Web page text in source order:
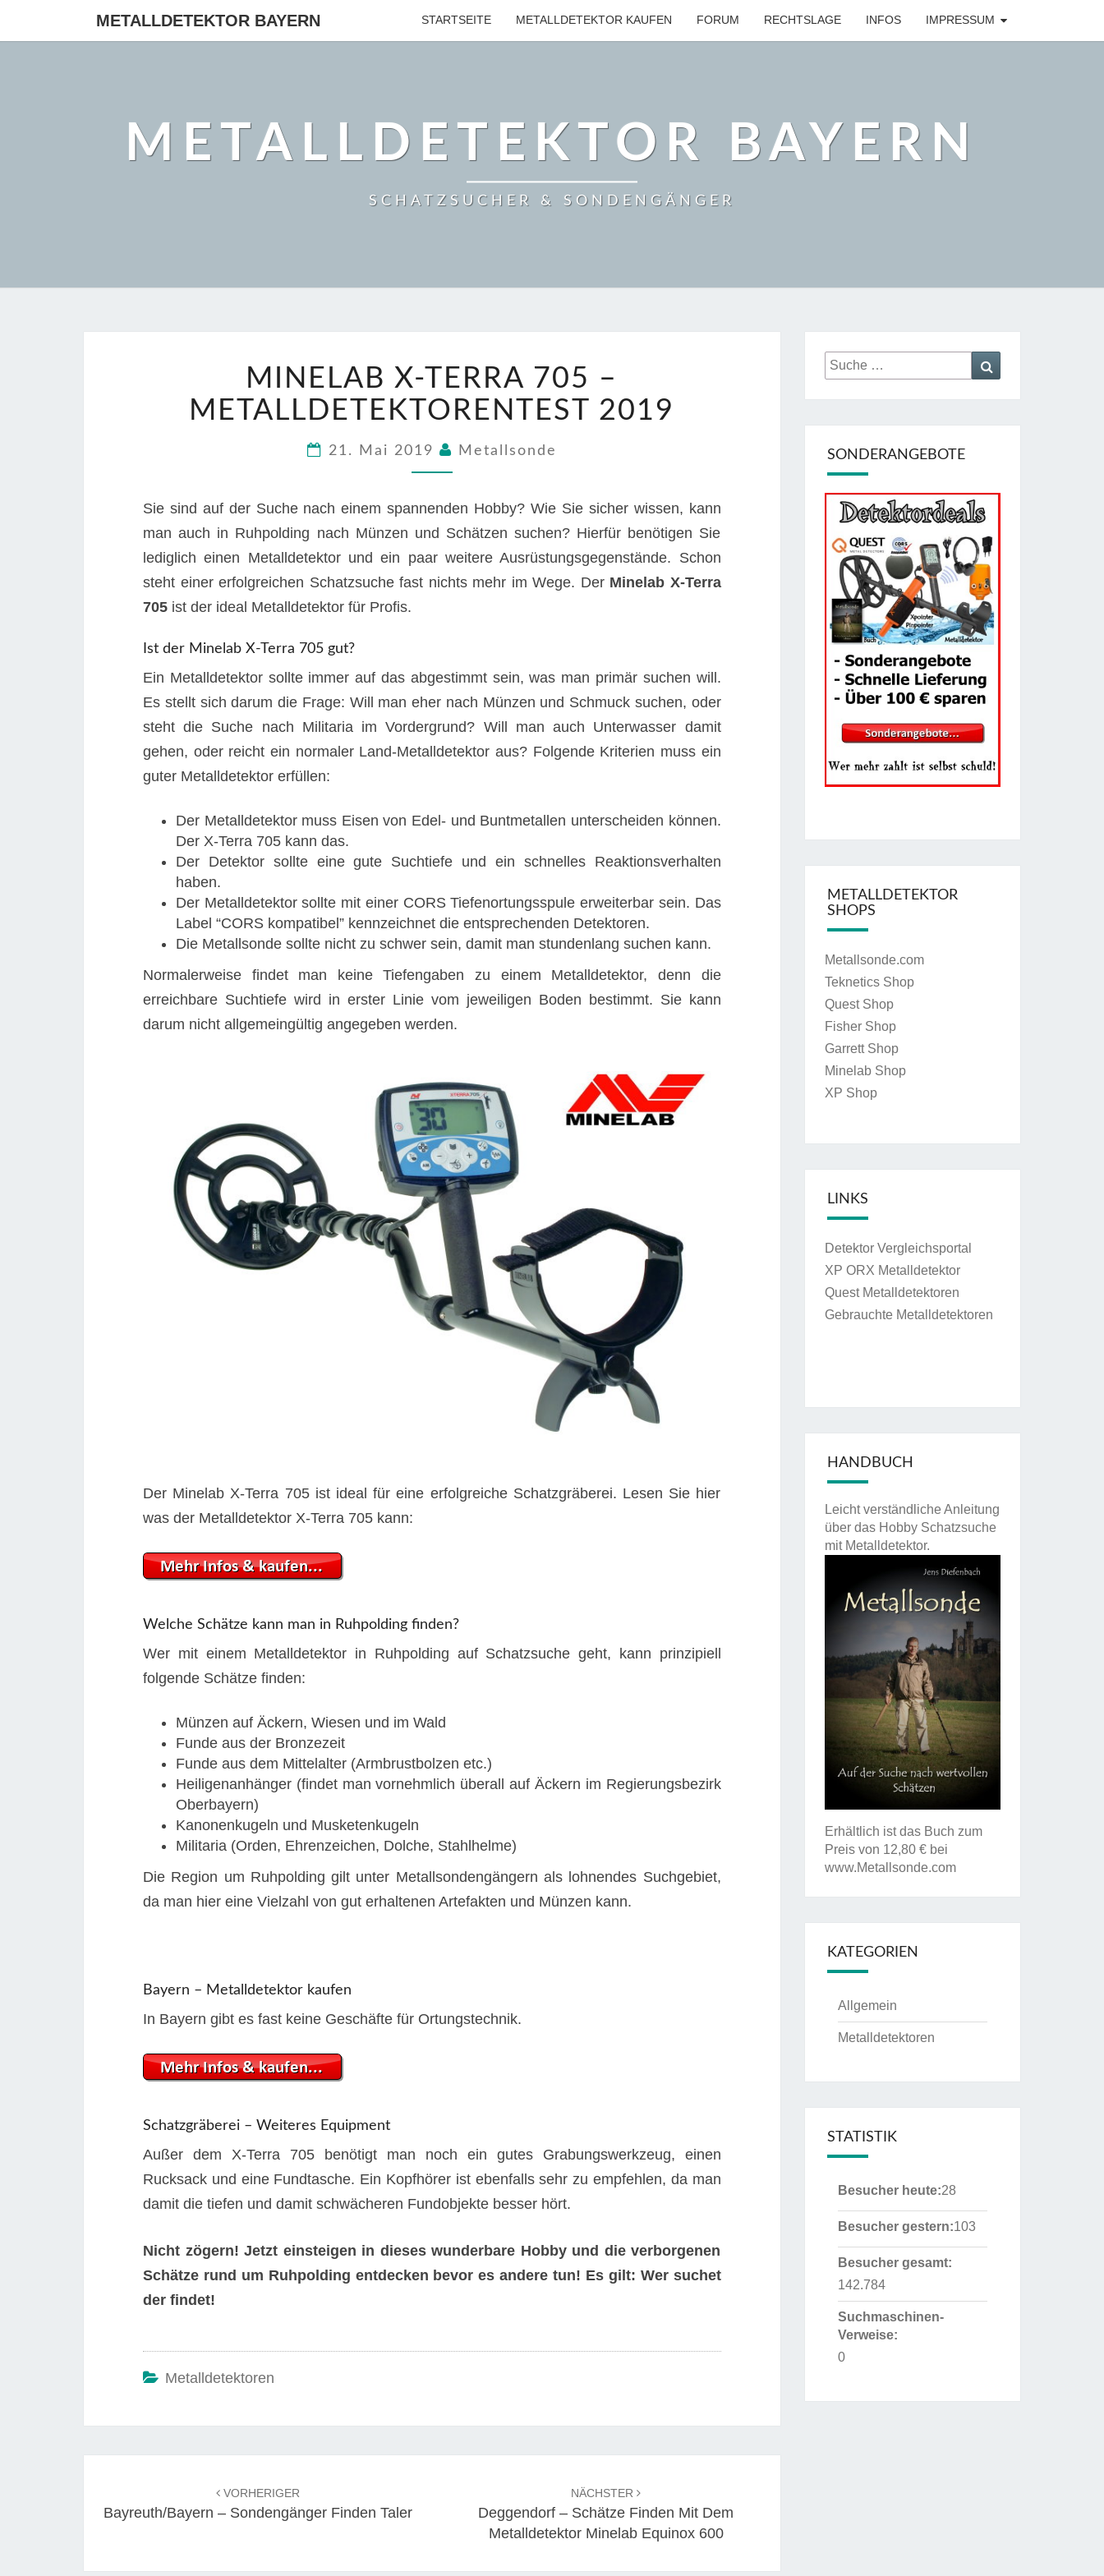
METALLDETEKTOR BAYERN STARTSEITE METALLDETEKTOR KAUFEN FORUM RECHTSLAGE INFOS IMPRESSUM
METALLDETEKTOR BAYERN
SCHATZSUCHER & SONDENGÄNGER
X-
TERRA
705
METALLDETEKTORENTEST
MINELAB X-TERRA 705 –
METALLDETEKTORENTEST 2019
21. Mai 2019 Metallsonde
Sie sind auf der Suche nach einem spannenden Hobby? Wie Sie sicher wissen, kann
man auch in Ruhpolding nach Münzen und Schätzen suchen? Hierfür benötigen Sie
lediglich einen Metalldetektor und ein paar weitere Ausrüstungsgegenstände. Schon
steht einer erfolgreichen Schatzsuche fast nichts mehr im Wege. Der Minelab X-Terra
705 ist der ideal Metalldetektor für Profis.
Ist der Minelab X-Terra 705 gut?
Ein Metalldetektor sollte immer auf das abgestimmt sein, was man primär suchen will.
Es stellt sich darum die Frage: Will man eher nach Münzen und Schmuck suchen, oder
steht die Suche nach Militaria im Vordergrund? Will man auch Unterwasser damit
gehen, oder reicht ein normaler Land-Metalldetektor aus? Folgende Kriterien muss ein
guter Metalldetektor erfüllen:
Der Metalldetektor muss Eisen von Edel- und Buntmetallen unterscheiden können.
Der X-Terra 705 kann das.
Der Detektor sollte eine gute Suchtiefe und ein schnelles Reaktionsverhalten
haben.
Der Metalldetektor sollte mit einer CORS Tiefenortungsspule erweiterbar sein. Das
Label “CORS kompatibel” kennzeichnet die entsprechenden Detektoren.
Die Metallsonde sollte nicht zu schwer sein, damit man stundenlang suchen kann.
Normalerweise findet man keine Tiefengaben zu einem Metalldetektor, denn die
erreichbare Suchtiefe wird in erster Linie vom jeweiligen Boden bestimmt. Sie kann
darum nicht allgemeingültig angegeben werden.
Der Minelab X-Terra 705 ist ideal für eine erfolgreiche Schatzgräberei. Lesen Sie hier
was der Metalldetektor X-Terra 705 kann:
Welche Schätze kann man in Ruhpolding finden?
Wer mit einem Metalldetektor in Ruhpolding auf Schatzsuche geht, kann prinzipiell
folgende Schätze finden:
Münzen auf Äckern, Wiesen und im Wald
Funde aus der Bronzezeit
Funde aus dem Mittelalter (Armbrustbolzen etc.)
Heiligenanhänger (findet man vornehmlich überall auf Äckern im Regierungsbezirk
Oberbayern)
Kanonenkugeln und Musketenkugeln
Militaria (Orden, Ehrenzeichen, Dolche, Stahlhelme)
Die Region um Ruhpolding gilt unter Metallsondengängern als lohnendes Suchgebiet,
da man hier eine Vielzahl von gut erhaltenen Artefakten und Münzen kann.
Bayern – Metalldetektor kaufen
In Bayern gibt es fast keine Geschäfte für Ortungstechnik.
Schatzgräberei – Weiteres Equipment
Außer dem X-Terra 705 benötigt man noch ein gutes Grabungswerkzeug, einen
Rucksack und eine Fundtasche. Ein Kopfhörer ist ebenfalls sehr zu empfehlen, da man
damit die tiefen und damit schwächeren Fundobjekte besser hört.
Nicht zögern! Jetzt einsteigen in dieses wunderbare Hobby und die verborgenen
Schätze rund um Ruhpolding entdecken bevor es andere tun! Es gilt: Wer suchet
der findet!
Metalldetektoren
VORHERIGER
Bayreuth/Bayern – Sondengänger Finden Taler
NÄCHSTER
Deggendorf – Schätze Finden Mit Dem
Metalldetektor Minelab Equinox 600
Suche
nach:
SONDERANGEBOTE
METALLDETEKTOR
SHOPS
Metallsonde.com
Teknetics Shop
Quest Shop
Fisher Shop
Garrett Shop
Minelab Shop
XP Shop
LINKS
Detektor Vergleichsportal
XP ORX Metalldetektor
Quest Metalldetektoren
Gebrauchte Metalldetektoren
HANDBUCH
Leicht verständliche Anleitung
über das Hobby Schatzsuche
mit Metalldetektor.
Erhältlich ist das Buch zum
Preis von 12,80 € bei
www.Metallsonde.com
KATEGORIEN
Allgemein
Metalldetektoren
STATISTIK
Besucher heute:28
Besucher gestern:103
Besucher gesamt:
142.784
Suchmaschinen-
Verweise:
0